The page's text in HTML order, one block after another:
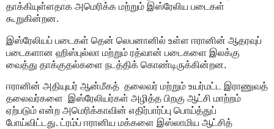
தாக்கியுள்ளதாக அமெரிக்க மற்றும் இஸ்ரேலிய படைகள்
கூறுகின்றன.
இஸ்ரேலியப் படைகள் தென் லெபனானில் உள்ள ஈரானின் ஆதரவுப்
படைகளான ஹிஸ்புல்லா மற்றும் ரத்வான் படைகளை இலக்கு
வைத்து தாக்குதல்களை நடத்திக் கொண்டிருக்கின்றன.
ஈரானின் அதியுயர் ஆன்மீகத் தலைவர் மற்றும் உயர்மட்ட இராணுவத்
தலைவர்களை இஸ்ரேலியர்கள் அழித்த பிறகு ஆட்சி மாற்றம்
ஏற்படும் என்ற அமெரிக்காவின் எதிர்பார்ப்பு பொய்த்துப்
போய்விட்டது. ட்ரம்ப் ஈரானிய மக்களை இஸ்லாமிய ஆட்சித்